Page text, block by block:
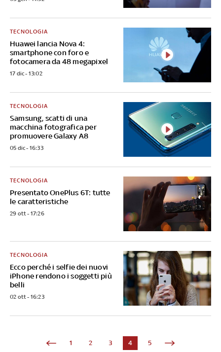
Huawei lancia Nova 4:
smartphone con foro e
fotocamera da 48 megapixel
TECNOLOGIA
17 dic - 13:02
Samsung, scatti di una
macchina fotografica per
promuovere Galaxy A8
TECNOLOGIA
05 dic - 16:33
Presentato OnePlus 6T: tutte
le caratteristiche
TECNOLOGIA
29 ott - 17:26
Ecco perché i selfie dei nuovi
iPhone rendono i soggetti più
belli
TECNOLOGIA
02 ott - 16:23
1 2 3 4 5